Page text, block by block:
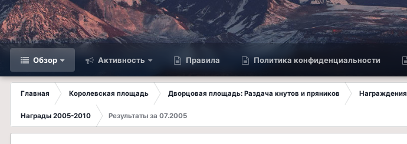
Обзор Активность Правила Политика конфиденциальности
Главная Королевская площадь Дворцовая площадь: Раздача кнутов и пряников Награждения
Награды 2005-2010 Результаты за 07.2005